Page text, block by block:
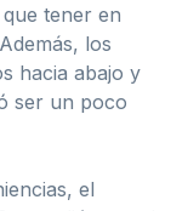
tener en
los
hacia abajo y
ser un poco
el